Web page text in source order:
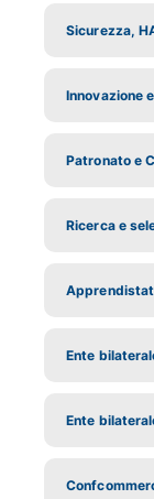
Sicurezza,
Innovazione
Patronato e
Ricerca e
Ente
Ente